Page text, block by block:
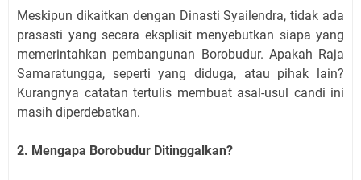
Meskipun dikaitkan dengan Dinasti Syailendra, tidak ada
prasasti yang secara eksplisit menyebutkan siapa yang
memerintahkan pembangunan Borobudur. Apakah Raja
Samaratungga, seperti yang diduga, atau pihak lain?
Kurangnya catatan tertulis membuat asal-usul candi ini
masih diperdebatkan.
2. Mengapa Borobudur Ditinggalkan?